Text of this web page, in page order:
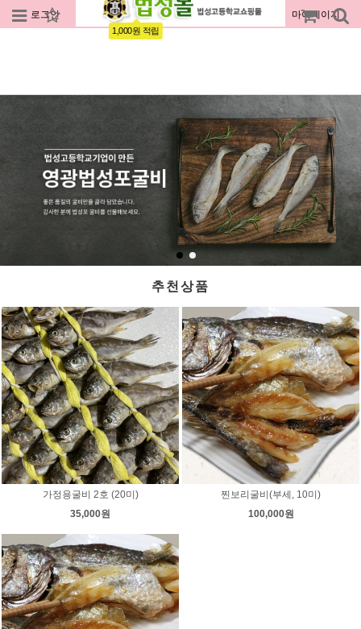
로그인 회원가입
1,000원 적립
주문조회 마이페이지
추천상품
가정용굴비 2호 (20미)
35,000원
찐보리굴비(부세, 10미)
100,000원